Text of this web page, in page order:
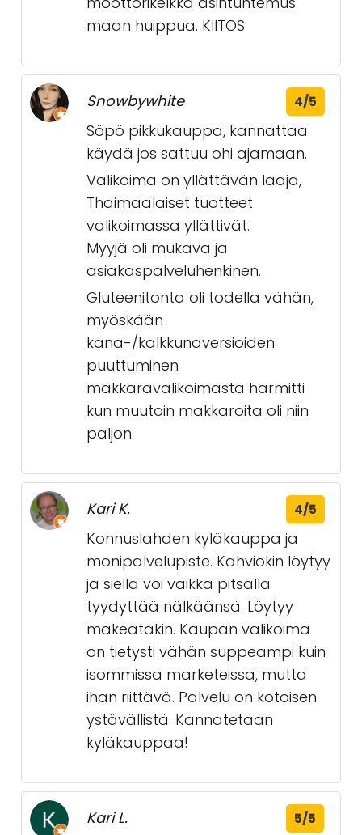
maan huippua. KIITOS
Snowbywhite 4/5
Söpö pikkukauppa, kannattaa
käydä jos sattuu ohi ajamaan.
Valikoima on yllättävän laaja,
Thaimaalaiset tuotteet
valikoimassa yllättivät.
Myyjä oli mukava ja
asiakaspalveluhenkinen.
Gluteenitonta oli todella vähän,
myöskään
kana-/kalkkunaversioiden
puuttuminen
makkaravalikoimasta harmitti
kun muutoin makkaroita oli niin
paljon.
Kari K. 4/5
Konnuslahden kyläkauppa ja
monipalvelupiste. Kahviokin löytyy
ja siellä voi vaikka pitsalla
tyydyttää nälkäänsä. Löytyy
makeatakin. Kaupan valikoima
on tietysti vähän suppeampi kuin
isommissa marketeissa, mutta
ihan riittävä. Palvelu on kotoisen
ystävällistä. Kannatetaan
kyläkauppaa!
Kari L. 5/5